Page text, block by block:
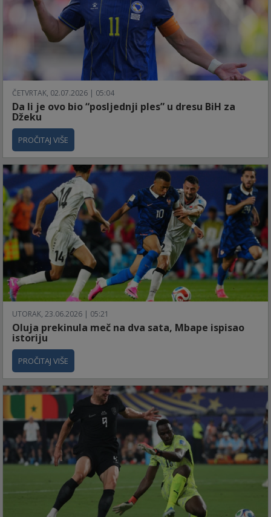
ČETVRTAK, 02.07.2026 | 05:04
Da li je ovo bio “posljednji ples” u dresu BiH za
Džeku
PROČITAJ VIŠE
UTORAK, 23.06.2026 | 05:21
Oluja prekinula meč na dva sata, Mbape ispisao
istoriju
PROČITAJ VIŠE